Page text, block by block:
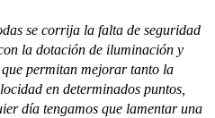
se corrija la falta de seguridad
la dotación de iluminación y
permitan mejorar tanto la
en determinados puntos,
día tengamos que lamentar una